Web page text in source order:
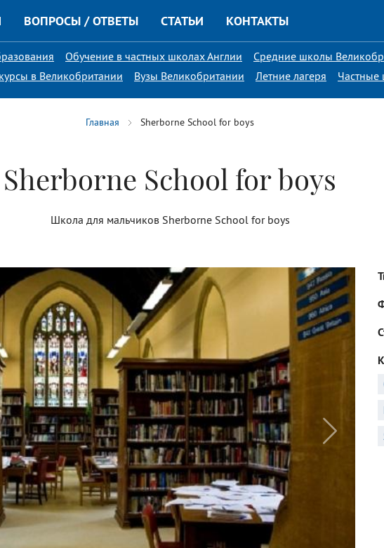
ВОПРОСЫ / ОТВЕТЫ СТАТЬИ КОНТАКТЫ
Обучение в частных школах Англии
Средние школы
в Великобритании
Вузы Великобритании Летние лагеря
Главная Sherborne School for boys
Sherborne School for boys
Школа для мальчиков Sherborne School for boys